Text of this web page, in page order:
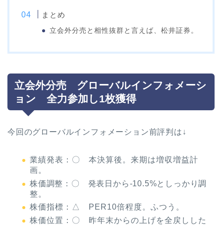
まとめ
立会外分売と相性抜群と言えば、松井証券。
立会外分売 グローバルインフォメーシ
ョン 全力参加し1枚獲得
今回のグローバルインフォメーション前評判は↓
業績発表：〇 本決算後。来期は増収増益計
画。
株価調整：〇 発表日から-10.5%としっかり調
整。
株価指標：△ PER10倍程度。ふつう。
株価位置：〇 昨年末からの上げを全戻しした